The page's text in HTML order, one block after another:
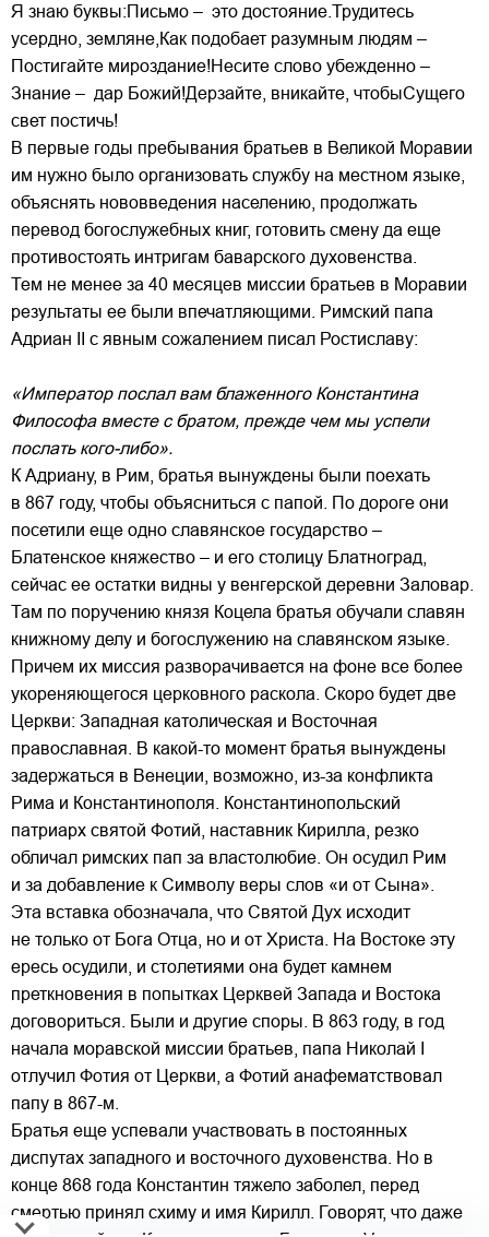
Я знаю буквы:Письмо – это достояние.Трудитесь
усердно, земляне,Как подобает разумным людям –
Постигайте мироздание!Несите слово убежденно –
Знание – дар Божий!Дерзайте, вникайте, чтобыСущего
свет постичь!
В первые годы пребывания братьев в Великой Моравии
им нужно было организовать службу на местном языке,
объяснять нововведения населению, продолжать
перевод богослужебных книг, готовить смену да еще
противостоять интригам баварского духовенства.
Тем не менее за 40 месяцев миссии братьев в Моравии
результаты ее были впечатляющими. Римский папа
Адриан II с явным сожалением писал Ростиславу:
«Император послал вам блаженного Константина
Философа вместе с братом, прежде чем мы успели
послать кого-либо».
К Адриану, в Рим, братья вынуждены были поехать
в 867 году, чтобы объясниться с папой. По дороге они
посетили еще одно славянское государство –
Блатенское княжество – и его столицу Блатноград,
сейчас ее остатки видны у венгерской деревни Заловар.
Там по поручению князя Коцела братья обучали славян
книжному делу и богослужению на славянском языке.
Причем их миссия разворачивается на фоне все более
укореняющегося церковного раскола. Скоро будет две
Церкви: Западная католическая и Восточная
православная. В какой-то момент братья вынуждены
задержаться в Венеции, возможно, из-за конфликта
Рима и Константинополя. Константинопольский
патриарх святой Фотий, наставник Кирилла, резко
обличал римских пап за властолюбие. Он осудил Рим
и за добавление к Символу веры слов «и от Сына».
Эта вставка обозначала, что Святой Дух исходит
не только от Бога Отца, но и от Христа. На Востоке эту
ересь осудили, и столетиями она будет камнем
преткновения в попытках Церквей Запада и Востока
договориться. Были и другие споры. В 863 году, в год
начала моравской миссии братьев, папа Николай I
отлучил Фотия от Церкви, а Фотий анафематствовал
папу в 867-м.
Братья еще успевали участвовать в постоянных
диспутах западного и восточного духовенства. Но в
конце 868 года Константин тяжело заболел, перед
смертью принял схиму и имя Кирилл. Говорят, что даже